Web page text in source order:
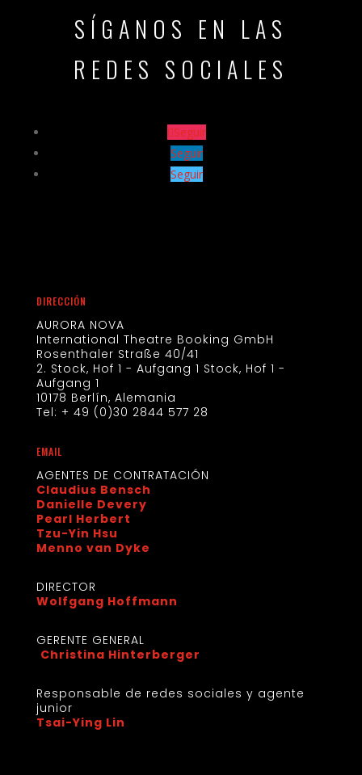
SÍGANOS EN LAS
REDES SOCIALES
Seguir
Seguir
Seguir
DIRECCIÓN
AURORA NOVA
International Theatre Booking GmbH
Rosenthaler Straße 40/41
2. Stock, Hof 1 - Aufgang 1 Stock, Hof 1 -
Aufgang 1
10178 Berlín, Alemania
Tel: + 49 (0)30 2844 577 28
EMAIL
AGENTES DE CONTRATACIÓN
Claudius Bensch
Danielle Devery
Pearl Herbert
Tzu-Yin Hsu
Menno van Dyke
DIRECTOR
Wolfgang Hoffmann
GERENTE GENERAL
Christina Hinterberger
Responsable de redes sociales y agente
junior
Tsai-Ying Lin